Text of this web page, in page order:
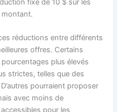
fixe de 10 $ sur les
réductions entre différents
offres. Certains
plus élevés
strictes, telles que des
pourraient proposer
avec moins de
pour les